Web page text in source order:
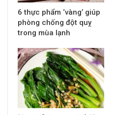
6 thực phẩm ‘vàng’ giúp
phòng chống đột quỵ
trong mùa lạnh